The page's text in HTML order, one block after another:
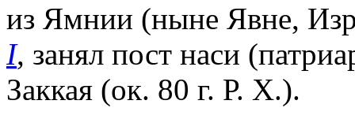
из Ямнии (ныне Явне,
I, занял пост наси
Заккая (ок. 80 г. Р. Х.).